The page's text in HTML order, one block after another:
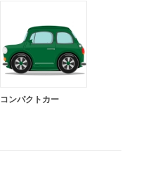
コンパクトカー